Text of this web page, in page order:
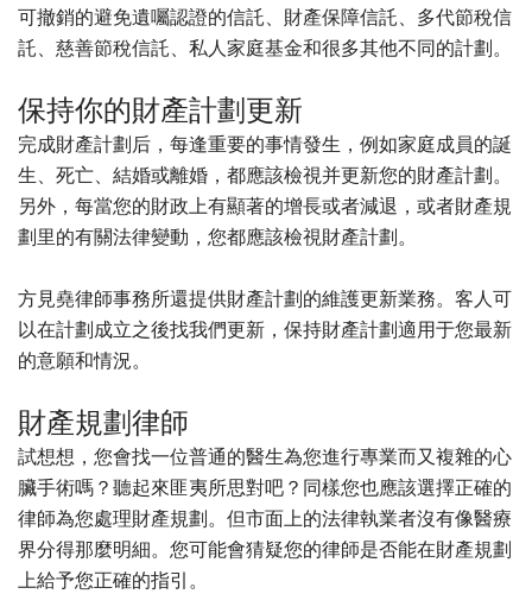
可撤銷的避免遺囑認證的信託、財產保障信託、多代節稅信
託、慈善節稅信託、私人家庭基金和很多其他不同的計劃。
保持你的財產計劃更新
完成財產計劃后，每逢重要的事情發生，例如家庭成員的誕
生、死亡、結婚或離婚，都應該檢視并更新您的財產計劃。
另外，每當您的財政上有顯著的增長或者減退，或者財產規
劃里的有關法律變動，您都應該檢視財產計劃。
方見堯律師事務所還提供財產計劃的維護更新業務。客人可
以在計劃成立之後找我們更新，保持財產計劃適用于您最新
的意願和情況。
財產規劃律師
試想想，您會找一位普通的醫生為您進行專業而又複雜的心
臟手術嗎？聽起來匪夷所思對吧？同樣您也應該選擇正確的
律師為您處理財產規劃。但市面上的法律執業者沒有像醫療
界分得那麼明細。您可能會猜疑您的律師是否能在財產規劃
上給予您正確的指引。